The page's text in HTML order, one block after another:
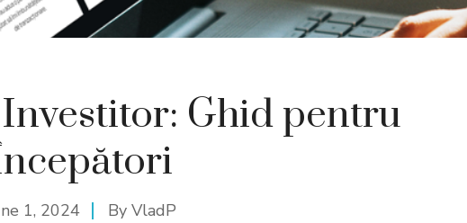
Ghid pentru
1, 2024 By VladP